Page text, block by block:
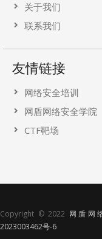
关于我们
联系我们
友情链接
网络安全培训
网盾网络安全学院
CTF靶场
Copyright © 2022 网盾网
2023003462号-6